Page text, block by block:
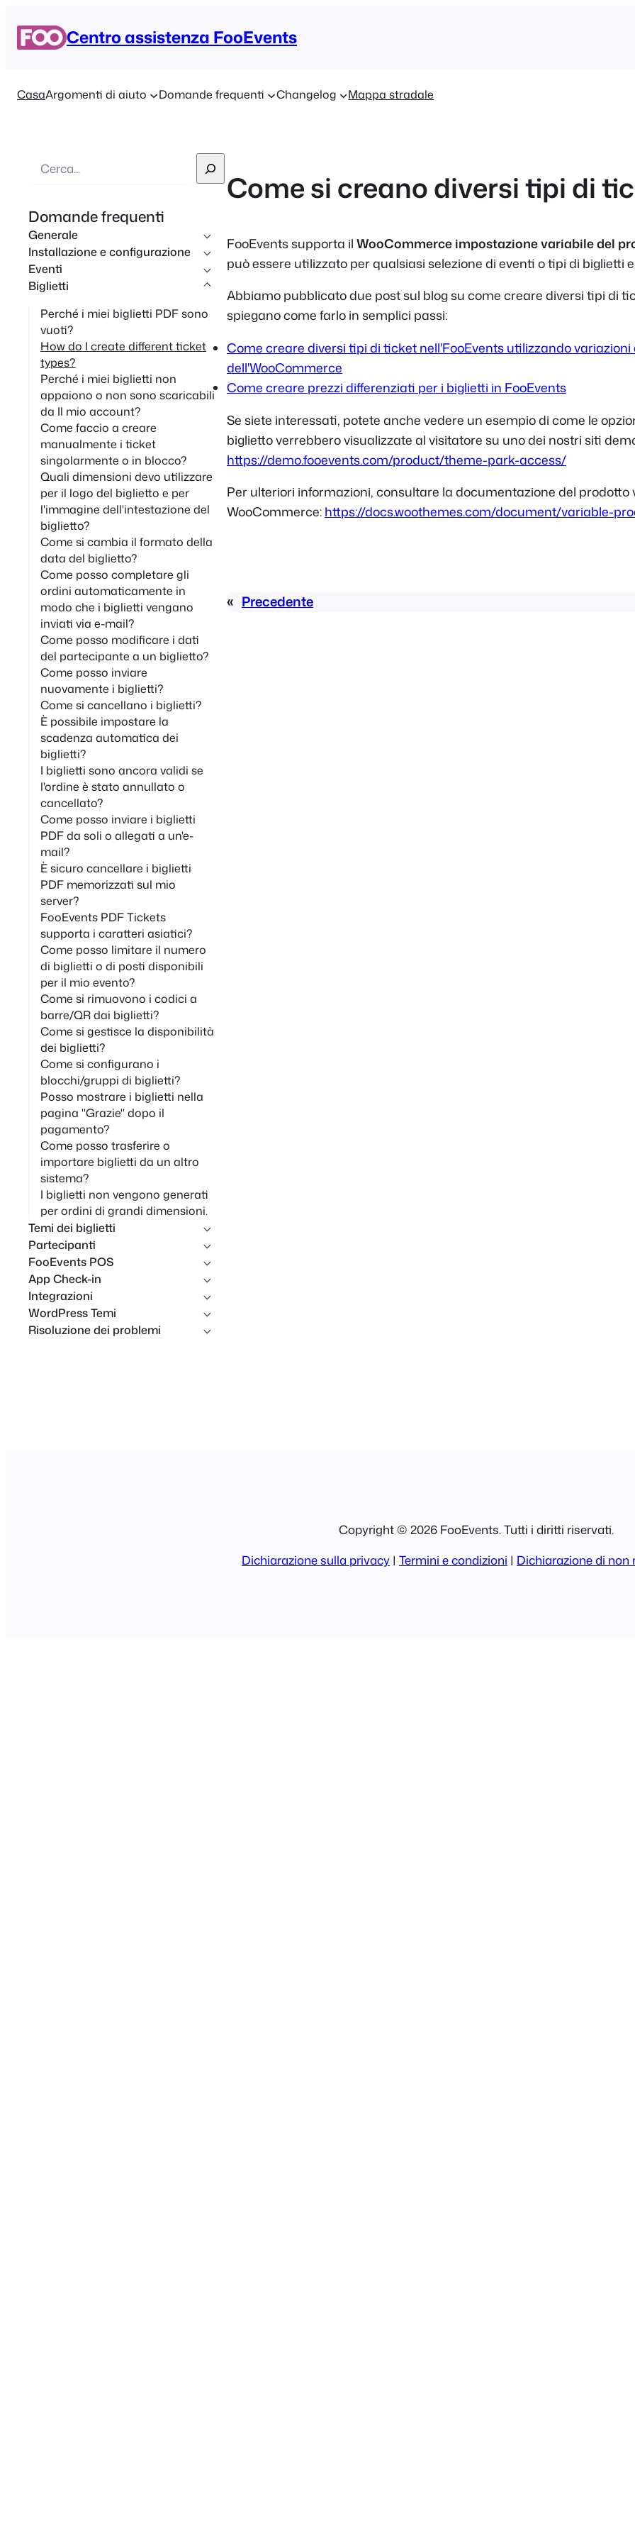
Centro assistenza FooEvents
CasaArgomenti di aiuto Domande frequenti Changelog Mappa stradale
e
r
c
a
Domande frequenti
Generale
Installazione e configurazione
Eventi
Biglietti
Perché i miei biglietti PDF sono
vuoti?
How do I create different ticket
types?
Perché i miei biglietti non
appaiono o non sono scaricabili
da Il mio account?
Come faccio a creare
manualmente i ticket
singolarmente o in blocco?
Quali dimensioni devo utilizzare
per il logo del biglietto e per
l'immagine dell'intestazione del
biglietto?
Come si cambia il formato della
data del biglietto?
Come posso completare gli
ordini automaticamente in
modo che i biglietti vengano
inviati via e-mail?
Come posso modificare i dati
del partecipante a un biglietto?
Come posso inviare
nuovamente i biglietti?
Come si cancellano i biglietti?
È possibile impostare la
scadenza automatica dei
biglietti?
I biglietti sono ancora validi se
l'ordine è stato annullato o
cancellato?
Come posso inviare i biglietti
PDF da soli o allegati a un'e-
mail?
È sicuro cancellare i biglietti
PDF memorizzati sul mio
server?
FooEvents PDF Tickets
supporta i caratteri asiatici?
Come posso limitare il numero
di biglietti o di posti disponibili
per il mio evento?
Come si rimuovono i codici a
barre/QR dai biglietti?
Come si gestisce la disponibilità
dei biglietti?
Come si configurano i
blocchi/gruppi di biglietti?
Posso mostrare i biglietti nella
pagina "Grazie" dopo il
pagamento?
Come posso trasferire o
importare biglietti da un altro
sistema?
I biglietti non vengono generati
per ordini di grandi dimensioni.
Temi dei biglietti
Partecipanti
FooEvents POS
App Check-in
Integrazioni
WordPress Temi
Risoluzione dei problemi
Come si creano diversi tipi di
FooEvents supporta il WooCommerce impostazione variabile del
può essere utilizzato per qualsiasi selezione di eventi o tipi di biglietti
Abbiamo pubblicato due post sul blog su come creare diversi tipi di
spiegano come farlo in semplici passi:
Come creare diversi tipi di ticket nell'FooEvents utilizzando
dell'WooCommerce
Come creare prezzi differenziati per i biglietti in FooEvents
Se siete interessati, potete anche vedere un esempio di come le
biglietto verrebbero visualizzate al visitatore su uno dei nostri siti
https://demo.fooevents.com/product/theme-park-access/
Per ulteriori informazioni, consultare la documentazione del prodotto
WooCommerce: https://docs.woothemes.com/document/variable-
« Precedente
Copyright © 2026 FooEvents. Tutti i diritti riservati.
Dichiarazione sulla privacy | Termini e condizioni | Dichiarazione di non